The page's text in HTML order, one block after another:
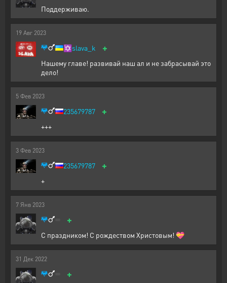
Поддерживаю.
19 Авг 2023
✡️slava_k +
Нашему главе! развивай наш ал и не забрасывай это
дело!
5 Фев 2023
235679787 +
+++
3 Фев 2023
235679787 +
+
7 Янв 2023
+
С праздником! С рождеством Христовым! 💝
31 Дек 2022
+